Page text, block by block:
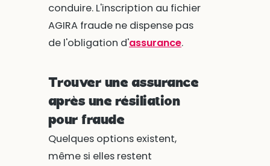
conduire. L'inscription au fichier
AGIRA fraude ne dispense pas
de l'obligation d'assurance.
Trouver une assurance
après une résiliation
pour fraude
Quelques options existent,
même si elles restent